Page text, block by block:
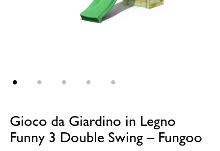
Gioco da Giardino in Legno
Funny 3 Double Swing – Fungoo